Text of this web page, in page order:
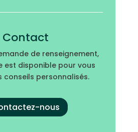
Contact
de renseignement,
est disponible pour vous
conseils personnalisés.
nous